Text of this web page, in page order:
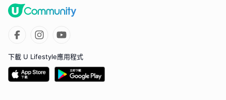
下載 U Lifestyle應用程式